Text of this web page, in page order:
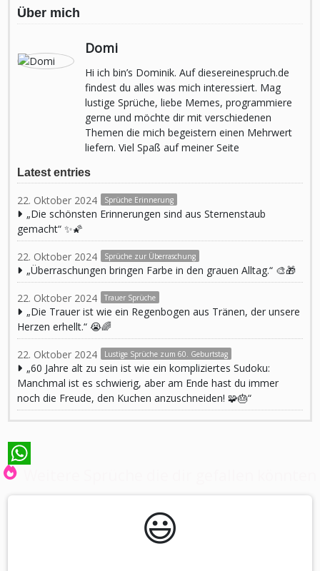
Über mich
Domi
Hi ich bin’s Dominik. Auf diesereinespruch.de
findest du alles was mich interessiert. Mag
lustige Sprüche, liebe Memes, programmiere
gerne und möchte dir mit verschiedenen
Themen die mich begeistern einen Mehrwert
liefern. Viel Spaß auf meiner Seite
Latest entries
22. Oktober 2024 Sprüche Erinnerung
„Die schönsten Erinnerungen sind aus Sternenstaub
gemacht“ ✨🌠
22. Oktober 2024 Sprüche zur Überraschung
„Überraschungen bringen Farbe in den grauen Alltag.“ 🎨🎁
22. Oktober 2024 Trauer Sprüche
„Die Trauer ist wie ein Regenbogen aus Tränen, der unsere
Herzen erhellt.“ 😭🌈
22. Oktober 2024 Lustige Sprüche zum 60. Geburtstag
„60 Jahre alt zu sein ist wie ein kompliziertes Sudoku:
Manchmal ist es schwierig, aber am Ende hast du immer
noch die Freude, den Kuchen anzuschneiden! 🧩🎂“
WhatsApp
Weitere Sprüche die dir gefallen könnten
😃️